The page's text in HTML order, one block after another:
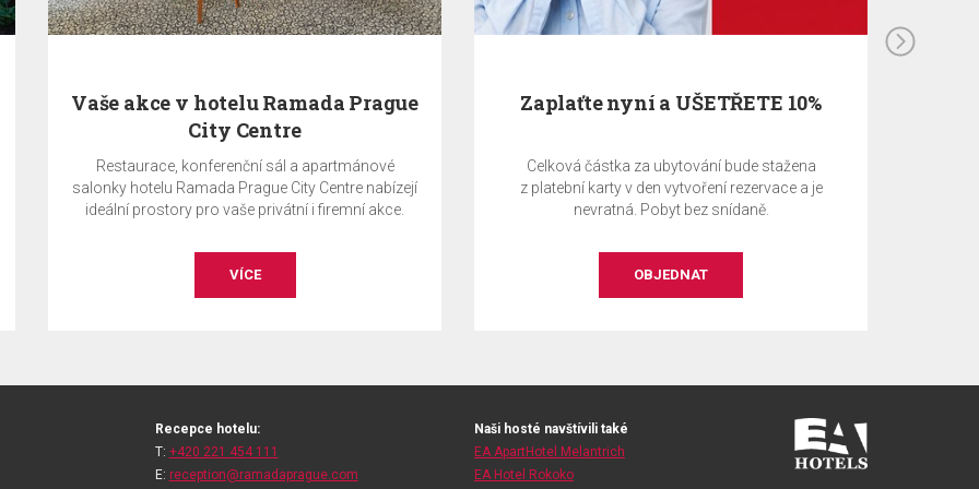
Zaplaťte nyní a UŠETŘETE 10%
Celková částka za ubytování bude stažena
z platební karty v den vytvoření rezervace a je
nevratná. Pobyt bez snídaně.
OBJEDNAT
Zaplaťte nyní a UŠETŘETE 10% - Se
Celková částka za ubytování bude stažena
z platební karty v den vytvoření rezervace a je
nevratná. Pobyt se snídaní.
OBJEDNAT
Recepce hotelu:
T: +420 221 454 111
E: reception@ramadaprague.com
Naši hosté navštívili také
EA ApartHotel Melantrich
EA Hotel Rokoko